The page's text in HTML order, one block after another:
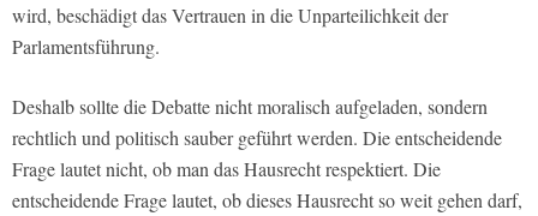
wird, beschädigt das Vertrauen in die Unparteilichkeit der
Parlamentsführung.
Deshalb sollte die Debatte nicht moralisch aufgeladen, sondern
rechtlich und politisch sauber geführt werden. Die entscheidende
Frage lautet nicht, ob man das Hausrecht respektiert. Die
entscheidende Frage lautet, ob dieses Hausrecht so weit gehen darf,